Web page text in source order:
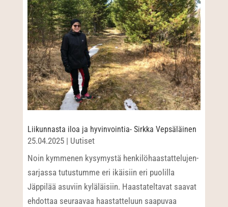
Liikunnasta iloa ja hyvinvointia- Sirkka Vepsäläinen
25.04.2025| Uutiset
Noin kymmenen kysymystä henkilöhaastattelujen-
sarjassa tutustumme eri ikäisiin eri puolilla
Jäppilää asuviin kyläläisiin. Haastateltavat saavat
ehdottaa seuraavaa haastatteluun saapuvaa